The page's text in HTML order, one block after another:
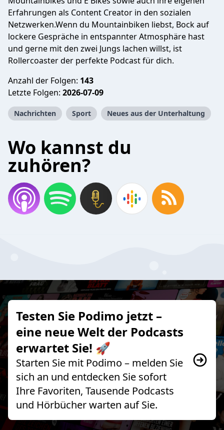
Erfahrungen als Content Creator in den sozialen
Netzwerken.Wenn du Mountainbiken liebst, Bock auf
lockere Gespräche in entspannter Atmosphäre hast
und gerne mit den zwei Jungs lachen willst, ist
Rollercoaster der perfekte Podcast für dich.
Anzahl der Folgen: 143
Letzte Folgen: 2026-07-09
Nachrichten Sport Neues aus der Unterhaltung
Wo kannst du
zuhören?
Testen Sie Podimo jetzt –
eine neue Welt der Podcasts
erwartet Sie! 🚀
Starten Sie mit Podimo – melden Sie
sich an und entdecken Sie sofort
Ihre Favoriten, Tausende Podcasts
und Hörbücher warten auf Sie.